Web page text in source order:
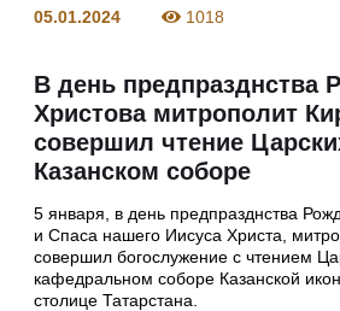
05.01.2024 1018
В день предпразднства
Христова митрополит
совершил чтение
Казанском соборе
5 января, в день предпразднства
и Спаса нашего Иисуса Христа,
совершил богослужение с чтением
кафедральном соборе Казанской
столице Татарстана.